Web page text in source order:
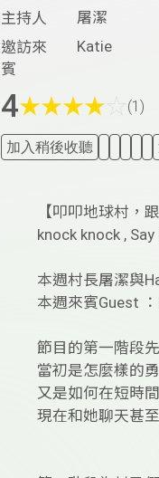
主持人
屠潔
邀訪來
賓
Katie
4★★★★ (1)
加入稍後收聽
【叩叩地球村，
knock knock ,
本週村長屠潔與
本週來賓Guest
節目的第一階段
當初是怎麼樣的
又是如何在短時
現在和她聊天甚